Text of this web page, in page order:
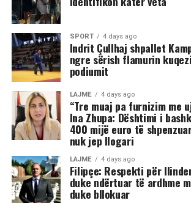
trupit të tij, gjë që ka shkaktuar reagime
ashpra në rrjetet sociale.(INA)
SPORT 4 days ago
Indrit Çullhaj shpallet
ngre sërish flamurin
podiumit
LAJME 4 days ago
“Tre muaj pa furnizim me
Ina Zhupa: Dështimi i
400 mijë euro të
nuk jep llogari
LAJME 4 days ago
Filipçe: Respekti për
duke ndërtuar të ardhme
duke bllokuar